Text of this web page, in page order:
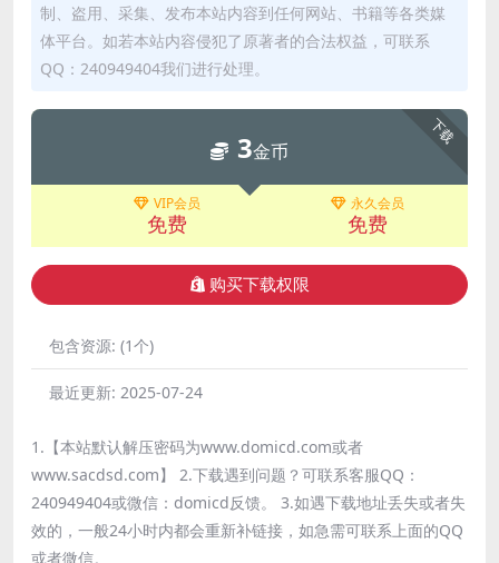
制、盗用、采集、发布本站内容到任何网站、书籍等各类媒
体平台。如若本站内容侵犯了原著者的合法权益，可联系
QQ：240949404我们进行处理。
下载
3金币
VIP会员
免费
永久会员
免费
购买下载权限
包含资源: (1个)
最近更新: 2025-07-24
1.【本站默认解压密码为www.domicd.com或者
www.sacdsd.com】 2.下载遇到问题？可联系客服QQ：
240949404或微信：domicd反馈。 3.如遇下载地址丢失或者失
效的，一般24小时内都会重新补链接，如急需可联系上面的QQ
或者微信。